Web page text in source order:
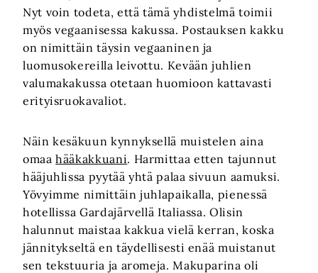
Nyt voin todeta, että tämä yhdistelmä toimii
myös vegaanisessa kakussa. Postauksen kakku
on nimittäin täysin vegaaninen ja
luomusokereilla leivottu. Kevään juhlien
valumakakussa otetaan huomioon kattavasti
erityisruokavaliot.
Näin kesäkuun kynnyksellä muistelen aina
omaahääkakkuani. Harmittaa etten tajunnut
hääjuhlissa pyytää yhtä palaa sivuun aamuksi.
Yövyimme nimittäin juhlapaikalla, pienessä
hotellissa Gardajärvellä Italiassa. Olisin
halunnut maistaa kakkua vielä kerran, koska
jännitykseltä en täydellisesti enää muistanut
sen tekstuuria ja aromeja. Makuparina oli